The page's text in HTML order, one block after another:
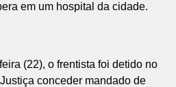
em um hospital da cidade.
(22), o frentista foi detido no
conceder mandado de